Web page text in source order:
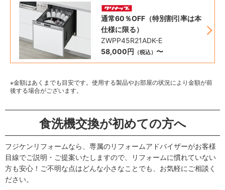
通常60％OFF（特別割引率は本
仕様に限る）
ZWPP45R21ADK-E
58,000円
（税込）〜
※金額はあくまでも目安です。使用する製品やお部屋の状況により金額が前
後する場合がございます。
食洗機交換が初めての方へ
フジケンリフォームなら、専属のリフォームアドバイザーがお客様
目線でご説明・ご提案いたしますので、リフォームに慣れていない
方も安心！ご不明な点はどんな小さなことでも、お気軽にご相談く
ださい。